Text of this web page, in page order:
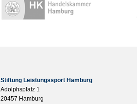
Stiftung Leistungssport Hamburg
Adolphsplatz 1
20457 Hamburg